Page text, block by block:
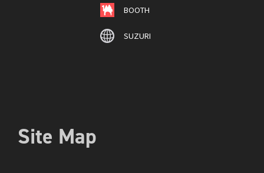
BOOTH
SUZURI
Site Map